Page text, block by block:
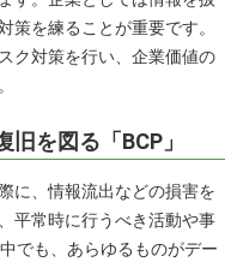
策を練ることが重要です。
ク対策を行い、企業価値の
を図る「BCP」
に、情報流出などの損害を
平常時に行うべき活動や事
でも、あらゆるものがデー